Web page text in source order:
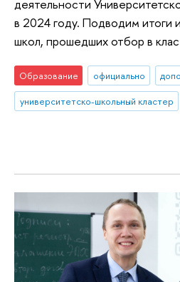
деятельности
в 2024 году. Подводим итоги
школ, прошедших отбор в
Образование официально
университетско-школьный кластер